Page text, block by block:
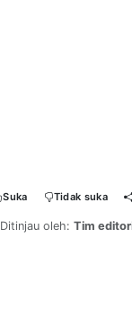
Suka Tidak suka
Ditinjau oleh: Tim